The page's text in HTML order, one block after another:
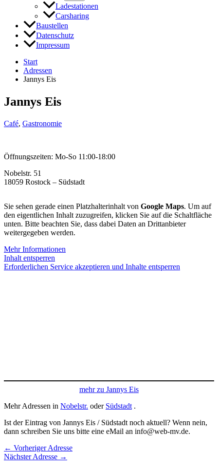
Ladestationen
Carsharing
Baustellen
Datenschutz
Impressum
Start
Adressen
Jannys Eis
Jannys Eis
Café, Gastronomie
Öffnungszeiten: Mo-So 11:00-18:00
Nobelstr. 51
18059 Rostock – Südstadt
Sie sehen gerade einen Platzhalterinhalt von Google Maps. Um auf
den eigentlichen Inhalt zuzugreifen, klicken Sie auf die Schaltfläche
unten. Bitte beachten Sie, dass dabei Daten an Drittanbieter
weitergegeben werden.
Mehr Informationen
Inhalt entsperren
Erforderlichen Service akzeptieren und Inhalte entsperren
mehr zu Jannys Eis
Mehr Adressen in Nobelstr. oder Südstadt .
Ist der Eintrag von Jannys Eis / Südstadt noch aktuell? Wenn nein,
dann schreiben Sie uns bitte eine eMail an info@web-mv.de.
← Vorheriger Adresse
Nächster Adresse →